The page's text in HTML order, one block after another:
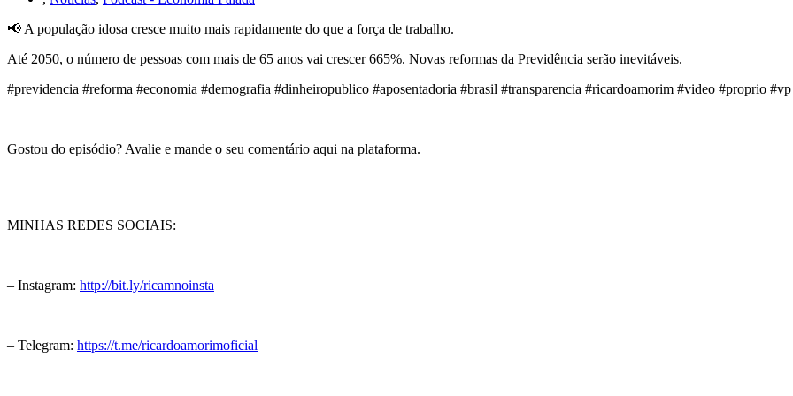
📢 A população idosa cresce muito mais rapidamente do que a força de trabalho.
Até 2050, o número de pessoas com mais de 65 anos vai crescer 665%. Novas reformas da Previdência serão inevitáveis.
#previdencia #reforma #economia #demografia #dinheiropublico #aposentadoria #brasil #transparencia #ricardoamorim #video #proprio
Gostou do episódio? Avalie e mande o seu comentário aqui na plataforma.
MINHAS REDES SOCIAIS:
– Instagram: http://bit.ly/ricamnoinsta
– Telegram: https://t.me/ricardoamorimoficial